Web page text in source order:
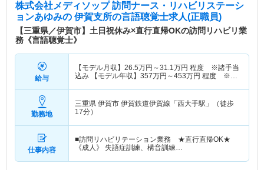
株式会社メディソップ 訪問ナース・リハビリステーシ
ョンあゆみの 伊賀支所の言語聴覚士求人(正職員)
【三重県／伊賀市】土日祝休み×直行直帰OKの訪問リハビリ業
務《言語聴覚士》
給与
【モデル月収】 26.5万円～31.1万円 程度 ※諸手当
込み 【モデル年収】 357万円～453万円 程度 ※諸
勤務地
三重県 伊賀市 伊賀鉄道伊賀線「西大手駅」（徒歩
17分）
仕事内容
■訪問リハビリテーション業務 ★直行直帰OK★
《成人》 失語症訓練、構音訓練…